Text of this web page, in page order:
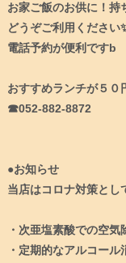
お家ご飯のお供に！持
どうぞご利用ください
電話予約が便利ですb⁠
おすすめランチが５０
☎︎052-882-8872⁠
●お知らせ⁠
当店はコロナ対策とし
・次亜塩素酸での空気
・定期的なアルコール